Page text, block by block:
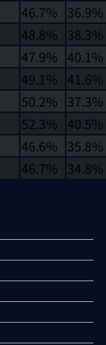
46.7% 36.9%
48.8% 38.3%
47.9% 40.1%
49.1% 41.6%
50.2% 37.3%
52.3% 40.5%
46.6% 35.8%
46.7% 34.8%